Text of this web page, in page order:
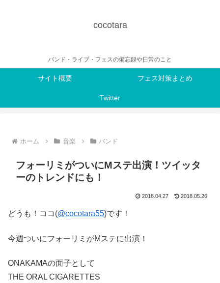
cocotara
バンド・ライブ・フェスの備忘録や日常のこと
サイト概要 フェス対策まとめ
Twitter
ホーム 音楽 バンド
フォーリミがついにMステ出演！ツイッタ
ーのトレンドにも！
2018.04.27 2018.05.26
どうも！ココ(@cocotara55)です！
今週ついにフォーリミがMステに出演！
ONAKAMAの面子として
THE ORAL CIGARETTES